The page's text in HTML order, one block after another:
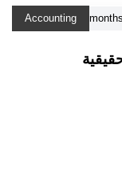
Accounting